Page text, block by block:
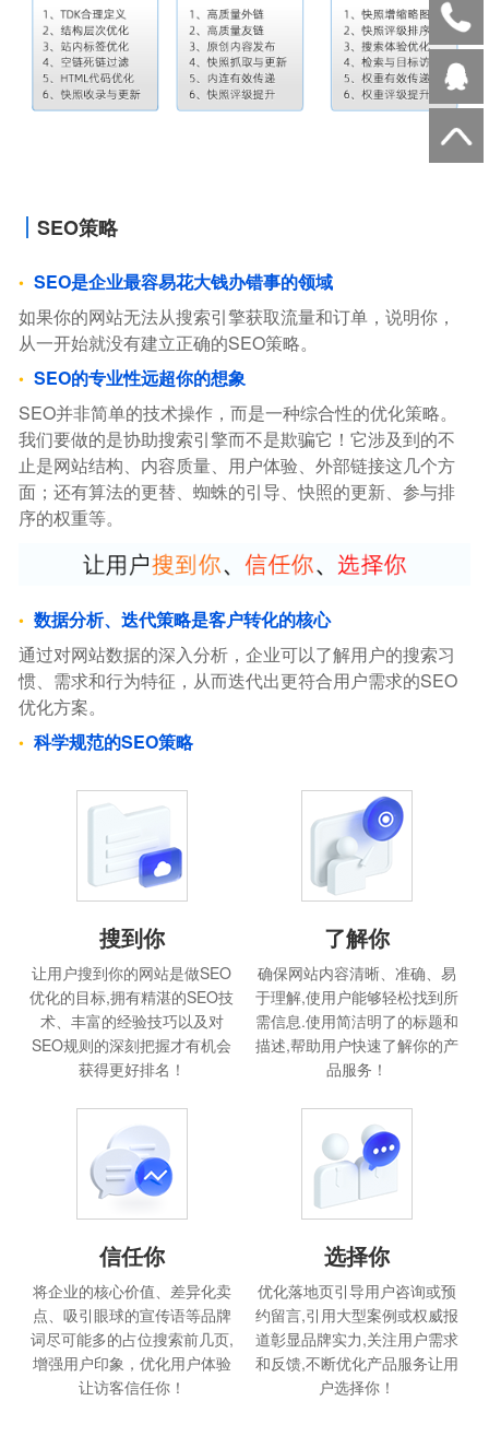
SEO策略
SEO是企业最容易花大钱办错事的领域
如果你的网站无法从搜索引擎获取流量和订单，说明你，
从一开始就没有建立正确的SEO策略。
SEO的专业性远超你的想象
SEO并非简单的技术操作，而是一种综合性的优化策略。
我们要做的是协助搜索引擎而不是欺骗它！它涉及到的不
止是网站结构、内容质量、用户体验、外部链接这几个方
面；还有算法的更替、蜘蛛的引导、快照的更新、参与排
序的权重等。
数据分析、迭代策略是客户转化的核心
通过对网站数据的深入分析，企业可以了解用户的搜索习
惯、需求和行为特征，从而迭代出更符合用户需求的SEO
优化方案。
科学规范的SEO策略
搜到你
让用户搜到你的网站是做SEO
优化的目标,拥有精湛的SEO技
术、丰富的经验技巧以及对
SEO规则的深刻把握才有机会
获得更好排名！
了解你
确保网站内容清晰、准确、易
于理解,使用户能够轻松找到所
需信息.使用简洁明了的标题和
描述,帮助用户快速了解你的产
品服务！
信任你
将企业的核心价值、差异化卖
点、吸引眼球的宣传语等品牌
词尽可能多的占位搜索前几页,
增强用户印象，优化用户体验
让访客信任你！
选择你
优化落地页引导用户咨询或预
约留言,引用大型案例或权威报
道彰显品牌实力,关注用户需求
和反馈,不断优化产品服务让用
户选择你！